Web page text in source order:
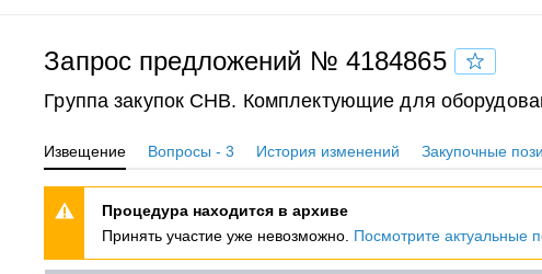
Запрос предложений № 4184865
Группа закупок CHB. Комплектующие для
Извещение Вопросы - 3 История изменений Закупочные
Процедура находится в архиве
Принять участие уже невозможно. Посмотрите актуальные